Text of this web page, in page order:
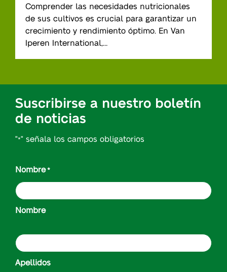
Comprender las necesidades nutricionales
de sus cultivos es crucial para garantizar un
crecimiento y rendimiento óptimo. En Van
Iperen International,…
Suscribirse a nuestro boletín
de noticias
"*" señala los campos obligatorios
Nombre *
Nombre
Apellidos